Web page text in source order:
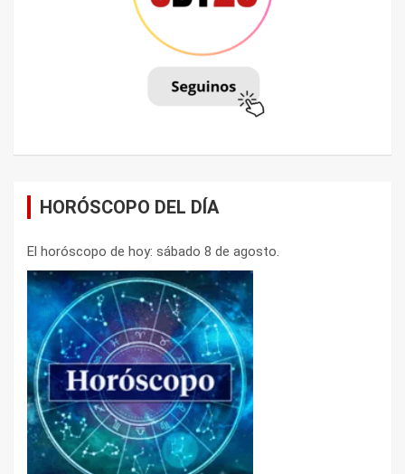
HORÓSCOPO DEL DÍA
El horóscopo de hoy: sábado 8 de agosto.